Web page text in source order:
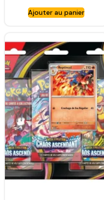
Ajouter au panier